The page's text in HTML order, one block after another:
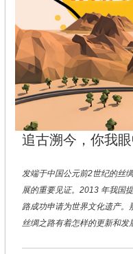
追古溯今，你我
发端于中国公元前2世纪的丝
展的重要见证。2013 年我国
路成功申请为世界文化遗产
丝绸之路有着怎样的更新和发